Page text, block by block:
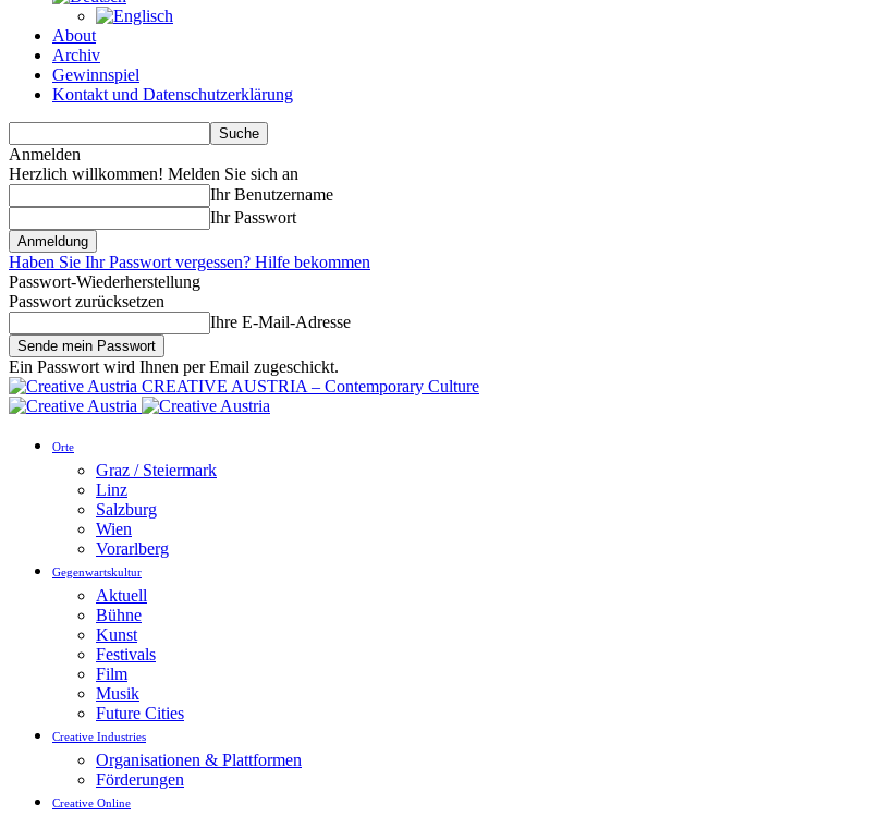
About
Archiv
Gewinnspiel
Kontakt und Datenschutzerklärung
Anmelden
Herzlich willkommen! Melden Sie sich an
Ihr Benutzername
Ihr Passwort
Haben Sie Ihr Passwort vergessen? Hilfe bekommen
Passwort-Wiederherstellung
Passwort zurücksetzen
Ihre E-Mail-Adresse
Ein Passwort wird Ihnen per Email zugeschickt.
CREATIVE AUSTRIA – Contemporary Culture
Orte
Graz / Steiermark
Linz
Salzburg
Wien
Vorarlberg
Gegenwartskultur
Aktuell
Bühne
Kunst
Festivals
Film
Musik
Future Cities
Creative Industries
Organisationen & Plattformen
Förderungen
Creative Online